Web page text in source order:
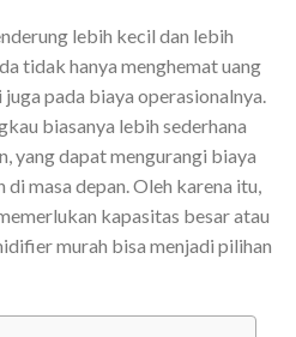
lebih kecil dan lebih
tidak hanya menghemat uang
pada biaya operasionalnya.
biasanya lebih sederhana
yang dapat mengurangi biaya
masa depan. Oleh karena itu,
kapasitas besar atau
murah bisa menjadi pilihan